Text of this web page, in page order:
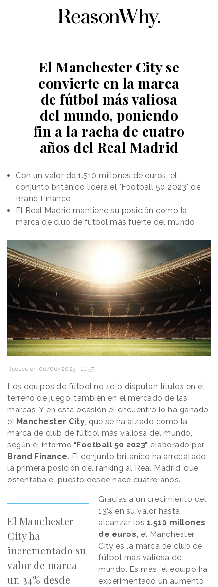
El Manchester City se
convierte en la marca
de fútbol más valiosa
del mundo, poniendo
fin a la racha de cuatro
años del Real Madrid
Con un valor de 1.510 millones de euros, el
conjunto británico lidera el "Football 50 2023" de
Brand Finance
El Real Madrid mantiene su posición como la
marca de club de fútbol más fuerte del mundo
Redacción 06/06/2023 · 11:57
Los equipos de fútbol no solo disputan títulos en el
terreno de juego, también en el mercado de las
marcas. Y en esta ocasión el encuentro lo ha ganado
el Manchester City, que se ha alzado como la
marca de club de fútbol más valiosa del mundo,
según el informe "Football 50 2023" elaborado por
Brand Finance. El conjunto británico ha arrebatado
la primera posición del ranking al Real Madrid, que
ostentaba el puesto desde hace cuatro años.
El Manchester
City ha
incrementado su
valor de marca
un 34% desde
Gracias a un crecimiento del
13% en su valor hasta
alcanzar los 1.510 millones
de euros, el Manchester
City es la marca de club de
fútbol más valiosa del
mundo. Es más, el equipo ha
experimentado un aumento